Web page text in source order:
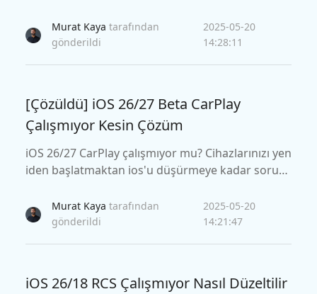
nuzu düzeltmek için kullanışlı bir tek tıklama yönt
emi de dahil olmak üzere etkili düzeltmeler sunar.
Murat Kaya tarafından
gönderildi
2025-05-20
14:28:11
[Çözüldü] iOS 26/27 Beta CarPlay
Çalışmıyor Kesin Çözüm
iOS 26/27 CarPlay çalışmıyor mu? Cihazlarınızı yen
iden başlatmaktan ios'u düşürmeye kadar sorun
meden Apple Carplay'i tekrar yoluna sokmak için
kolay bir çözüm için Reiboot'u indirin.
Murat Kaya tarafından
gönderildi
2025-05-20
14:21:47
iOS 26/18 RCS Çalışmıyor Nasıl Düzeltilir